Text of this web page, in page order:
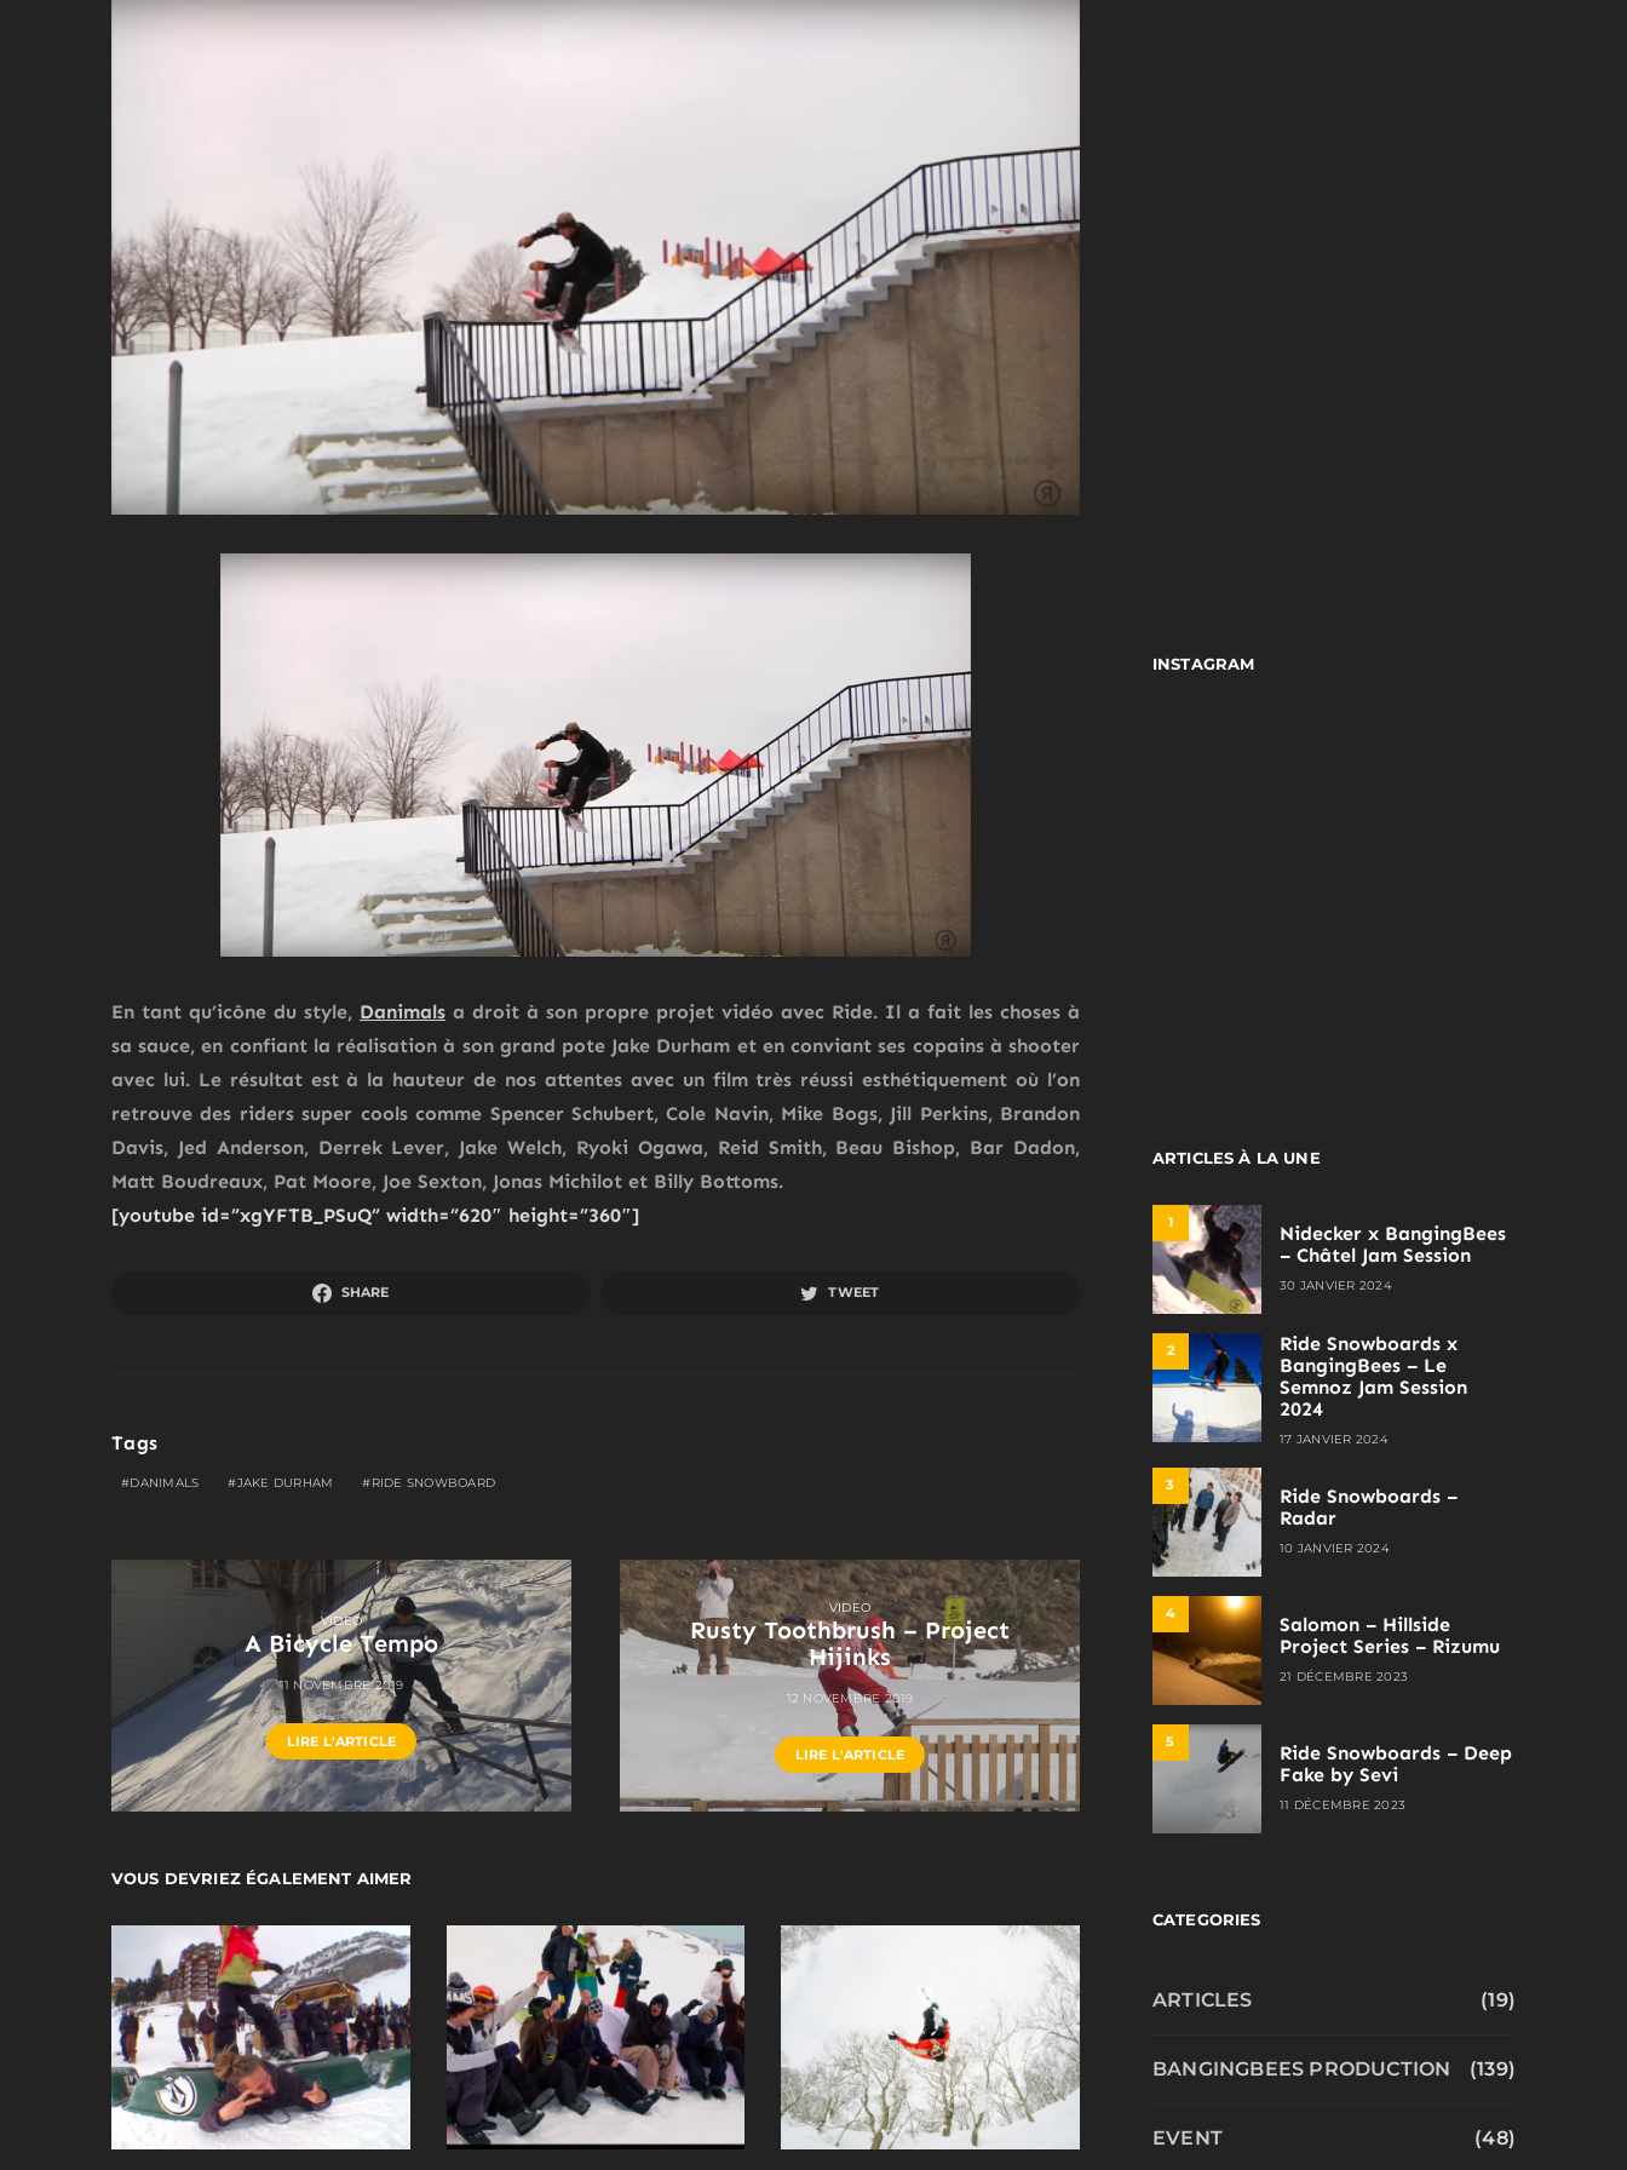
En tant qu’icône du style, Danimals a droit à son propre projet vidéo avec Ride. Il a fait les choses à
sa sauce, en confiant la réalisation à son grand pote Jake Durham et en conviant ses copains à shooter
avec lui. Le résultat est à la hauteur de nos attentes avec un film très réussi esthétiquement où l’on
retrouve des riders super cools comme Spencer Schubert, Cole Navin, Mike Bogs, Jill Perkins, Brandon
Davis, Jed Anderson, Derrek Lever, Jake Welch, Ryoki Ogawa, Reid Smith, Beau Bishop, Bar Dadon,
Matt Boudreaux, Pat Moore, Joe Sexton, Jonas Michilot et Billy Bottoms.
[youtube id=”xgYFTB_PSuQ” width=”620″ height=”360″]
SHARE TWEET
Tags
DANIMALS JAKE DURHAM RIDE SNOWBOARD
VIDEO
A Bicycle Tempo
11 NOVEMBRE 2019
LIRE L'ARTICLE
VIDEO
Rusty Toothbrush – Project
Hijinks
12 NOVEMBRE 2019
LIRE L'ARTICLE
VOUS DEVRIEZ ÉGALEMENT AIMER
INSTAGRAM
ARTICLES À LA UNE
1
Nidecker x BangingBees
– Châtel Jam Session
30 JANVIER 2024
2
Ride Snowboards x
BangingBees – Le
Semnoz Jam Session
2024
17 JANVIER 2024
3
Ride Snowboards –
Radar
10 JANVIER 2024
4
Salomon – Hillside
Project Series – Rizumu
21 DÉCEMBRE 2023
5
Ride Snowboards – Deep
Fake by Sevi
11 DÉCEMBRE 2023
CATEGORIES
ARTICLES (19)
BANGINGBEES PRODUCTION (139)
EVENT (48)